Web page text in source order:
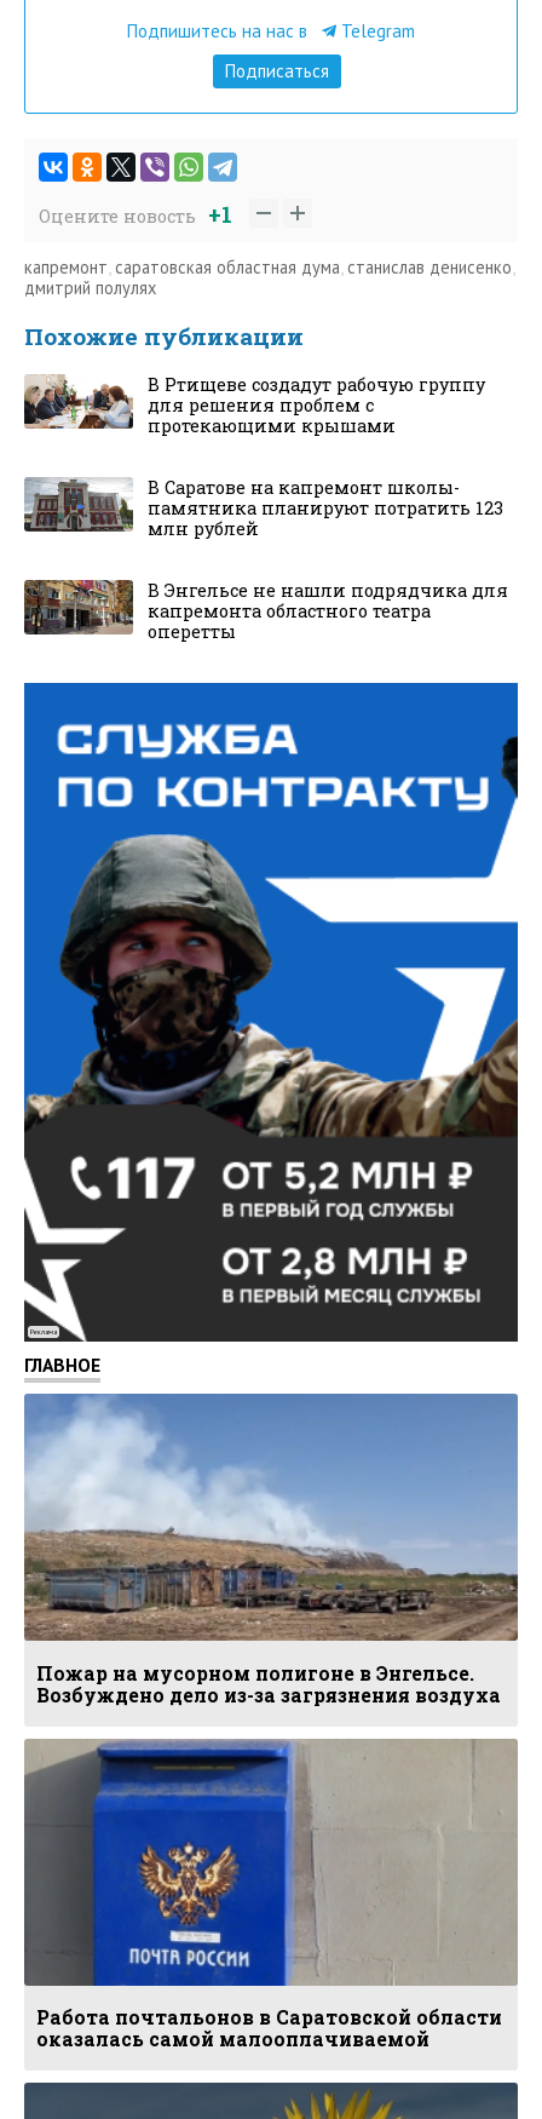
Подпишитесь на нас в
Telegram
Подписаться
Оцените новость +1
капремонт, саратовская областная дума, станислав денисенко,
дмитрий полулях
Похожие публикации
В Ртищеве создадут рабочую группу
для решения проблем с
протекающими крышами
В Саратове на капремонт школы-
памятника планируют потратить 123
млн рублей
В Энгельсе не нашли подрядчика для
капремонта областного театра
оперетты
Реклама
ГЛАВНОЕ
Пожар на мусорном полигоне в Энгельсе.
Возбуждено дело из-за загрязнения воздуха
Работа почтальонов в Саратовской области
оказалась самой малооплачиваемой